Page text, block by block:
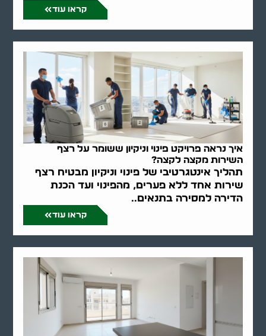
קראו עוד
איך נראה פרויקט פינוי וניקיון ששומר על רצף
השירות מקצה לקצה?
תהליך אינטגרטיבי של פינוי וניקיון מבטיח רצף
שירות אחד ללא פערים, מהפינוי ועד הכנת
הדירה למסירה בתנאים..
קראו עוד